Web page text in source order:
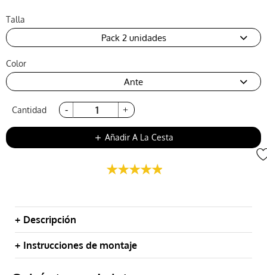
Talla
Pack 2 unidades
Color
Ante
add Añadir A La Cesta
Cantidad
Descripción
Instrucciones de montaje